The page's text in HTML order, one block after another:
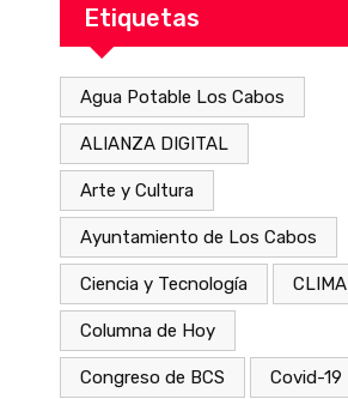
Etiquetas
Agua Potable Los Cabos
ALIANZA DIGITAL
Arte y Cultura
Ayuntamiento de Los Cabos
Ciencia y Tecnología CLIMA
Columna de Hoy
Congreso de BCS Covid-19